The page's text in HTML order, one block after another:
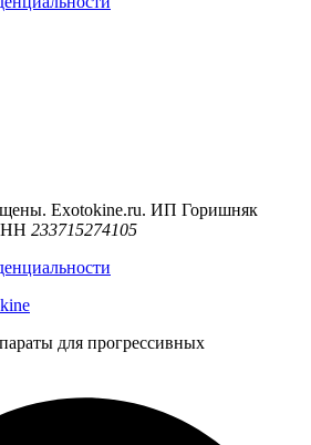
Exotokine.ru. ИП Горишняк
233715274105
для прогрессивных